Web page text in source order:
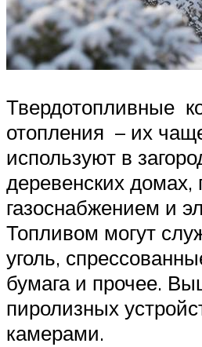
Твердотопливные
отопления – их
используют в
деревенских домах,
газоснабжением и
Топливом могут
уголь,
бумага и прочее.
пиролизных
камерами.